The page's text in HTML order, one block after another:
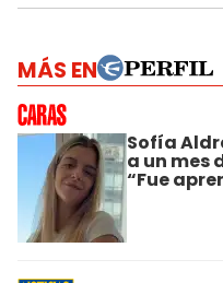
MÁS EN
Sofía
a un mes
“Fue